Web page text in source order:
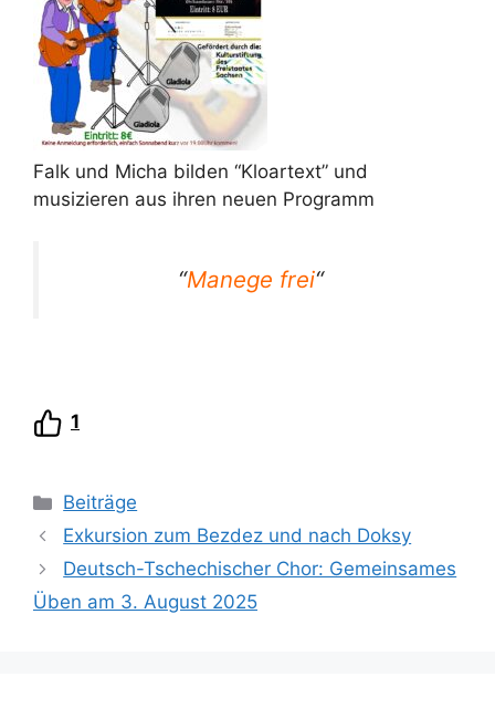
Falk und Micha bilden “Kloartext” und
musizieren aus ihren neuen Programm
“Manege frei“
1
Kategorien
Beiträge
Exkursion zum Bezdez und nach Doksy
Deutsch-Tschechischer Chor: Gemeinsames
Üben am 3. August 2025